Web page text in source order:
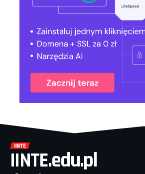
IINTE.edu.pl